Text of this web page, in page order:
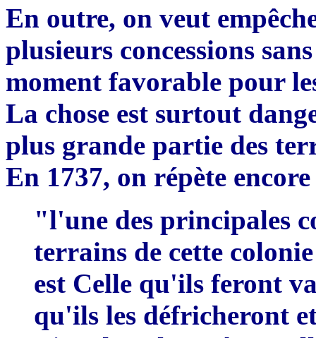
En outre, on veut empê
plusieurs concessions
moment favorable pour
La chose est surtout
plus grande partie des
En 1737, on répète
"l'une des principales
terrains de cette
est Celle qu'ils feront
qu'ils les défricheront